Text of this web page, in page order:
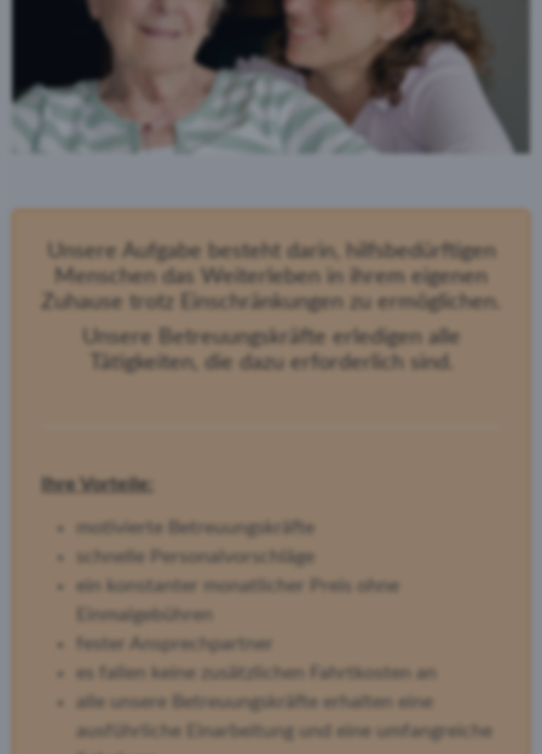
Unsere Aufgabe besteht darin, hilfsbedürftigen
Menschen das Weiterleben in ihrem eigenen
Zuhause trotz Einschränkungen zu ermöglichen.
Unsere Betreuungskräfte erledigen alle
Tätigkeiten, die dazu erforderlich sind.
Ihre Vorteile:
motivierte Betreuungskräfte
schnelle Personalvorschläge
ein konstanter monatlicher Preis ohne
Einmalgebühren
fester Ansprechpartner
es fallen keine zusätzlichen Fahrtkosten an
alle unsere Betreuungskräfte erhalten eine
ausführliche Einarbeitung und eine umfangreiche